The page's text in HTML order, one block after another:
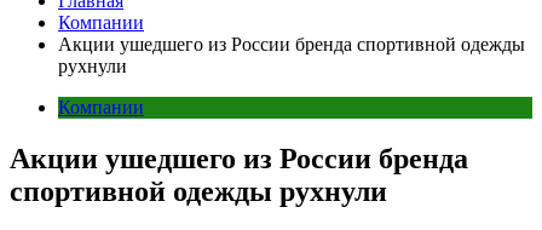
Компании
Акции ушедшего из России бренда спортивной одежды
рухнули
Компании
Акции ушедшего из России бренда
спортивной одежды рухнули